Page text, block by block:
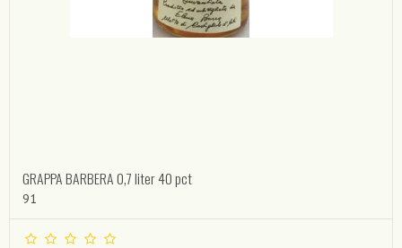
GRAPPA BARBERA 0,7 liter 40 pct
91